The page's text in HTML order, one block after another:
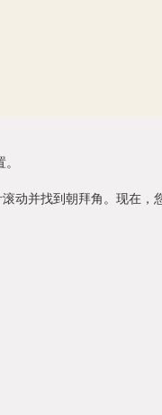
动并找到朝拜角。现在，